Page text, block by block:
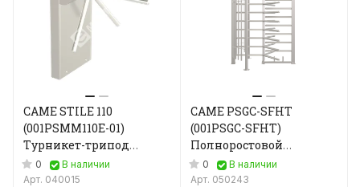
CAME STILE 110
(001PSMM110E-01)
Турникет-трипод
электромеханический
0
В наличии
Арт. 040015
CAME PSGC-SFHT
(001PSGC-SFHT)
Полноростовой
турникет
однопроходный
0
В наличии
Арт. 050243